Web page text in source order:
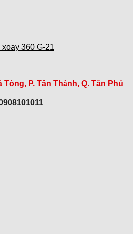
360 G-21
Tòng, P. Tân Thành, Q. Tân Phú